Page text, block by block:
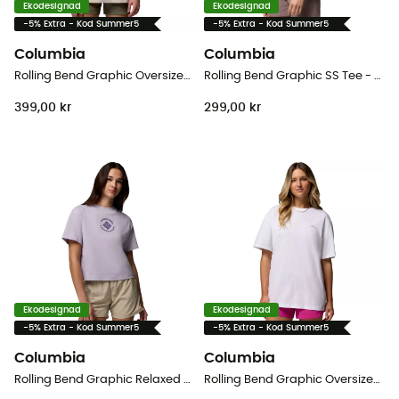
Ekodesignad
-5% Extra - Kod Summer5
Columbia
Rolling Bend Graphic Oversized Tee - T-shirt - Dam
399,00 kr
Ekodesignad
-5% Extra - Kod Summer5
Columbia
Rolling Bend Graphic SS Tee - T-shirt - Dam
299,00 kr
Ekodesignad
-5% Extra - Kod Summer5
Columbia
Rolling Bend Graphic Relaxed Crop SS Tee - T-shirt - Dam
Ekodesignad
-5% Extra - Kod Summer5
Columbia
Rolling Bend Graphic Oversized Tee - T-shirt - Dam